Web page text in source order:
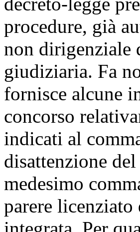
procedure, già
non dirigenziale
giudiziaria. Fa
fornisce alcune
concorso
indicati al
disattenzione
medesimo
parere